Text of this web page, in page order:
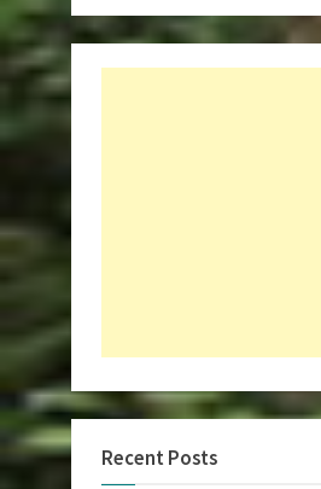
Recent Posts